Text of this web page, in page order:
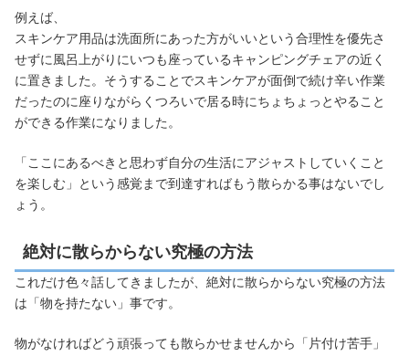
例えば、
スキンケア用品は洗面所にあった方がいいという合理性を優先さ
せずに風呂上がりにいつも座っているキャンピングチェアの近く
に置きました。そうすることでスキンケアが面倒で続け辛い作業
だったのに座りながらくつろいで居る時にちょちょっとやること
ができる作業になりました。
「ここにあるべきと思わず自分の生活にアジャストしていくこと
を楽しむ」という感覚まで到達すればもう散らかる事はないでし
ょう。
絶対に散らからない究極の方法
これだけ色々話してきましたが、絶対に散らからない究極の方法
は「物を持たない」事です。
物がなければどう頑張っても散らかせませんから「片付け苦手」